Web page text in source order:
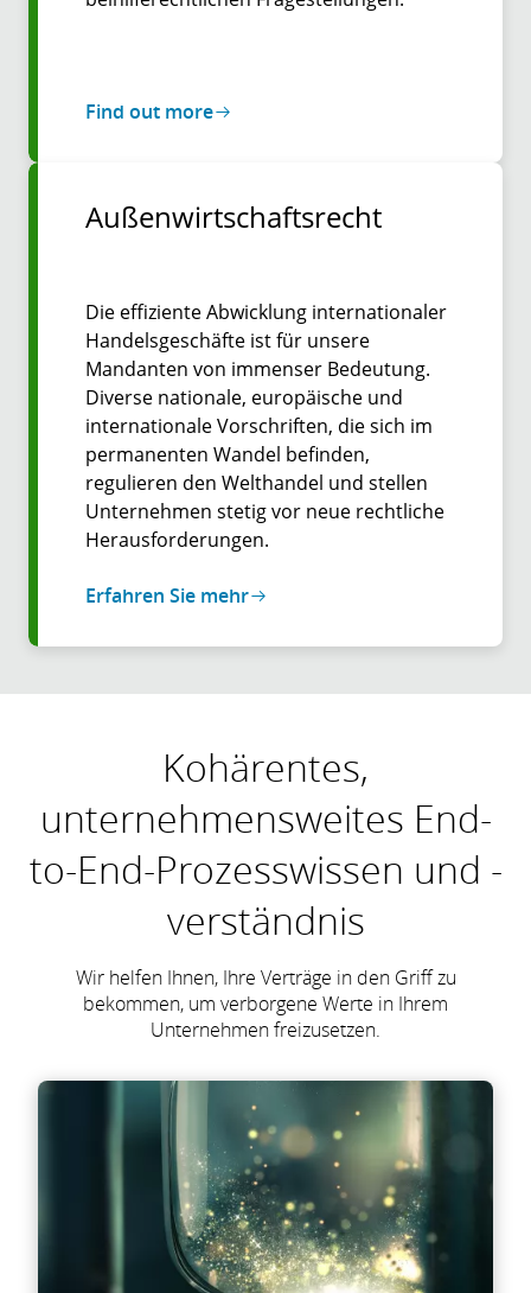
Find out more
Außenwirtschaftsrecht
Die effiziente Abwicklung internationaler
Handelsgeschäfte ist für unsere
Mandanten von immenser Bedeutung.
Diverse nationale, europäische und
internationale Vorschriften, die sich im
permanenten Wandel befinden,
regulieren den Welthandel und stellen
Unternehmen stetig vor neue rechtliche
Herausforderungen.
Erfahren Sie mehr
Kohärentes,
unternehmensweites End-
to-End-Prozesswissen und -
verständnis
Wir helfen Ihnen, Ihre Verträge in den Griff zu
bekommen, um verborgene Werte in Ihrem
Unternehmen freizusetzen.